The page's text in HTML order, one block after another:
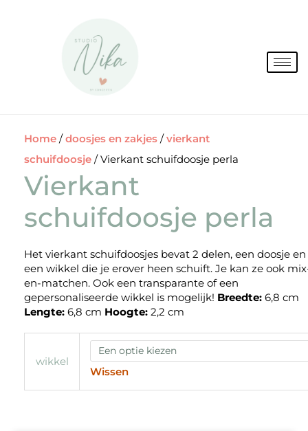
Home /doosjes en zakjes /vierkant
schuifdoosje / Vierkant schuifdoosje perla
Vierkant
schuifdoosje perla
Het vierkant schuifdoosjes bevat 2 delen, een doosje en
een wikkel die je erover heen schuift. Je kan ze ook
en-matchen. Ook een transparante of een
gepersonaliseerde wikkel is mogelijk! Breedte: 6,8 cm
Lengte: 6,8 cm Hoogte: 2,2 cm
wikkel
Wissen